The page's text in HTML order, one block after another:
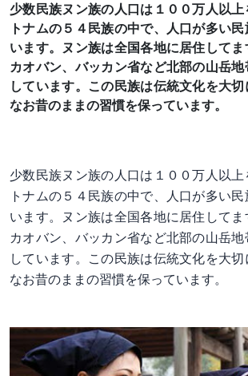
少数民族ヌン族の人口は１００万人以
トナムの５４民族の中で、人口が多い
います。ヌン族は全国各地に居住してま
カオバン、バッカン省など北部の山岳
しています。この民族は伝統文化を大
なお昔のままの習慣を保っています。
少数民族ヌン族の人口は１００万人以
トナムの５４民族の中で、人口が多い
います。ヌン族は全国各地に居住してま
カオバン、バッカン省など北部の山岳
しています。この民族は伝統文化を大
なお昔のままの習慣を保っています。